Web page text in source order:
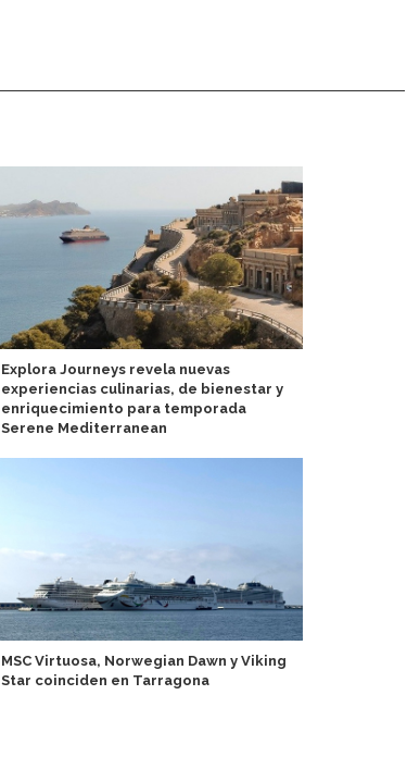
Explora Journeys revela nuevas
experiencias culinarias, de bienestar y
enriquecimiento para temporada
Serene Mediterranean
MSC Virtuosa, Norwegian Dawn y Viking
Star coinciden en Tarragona